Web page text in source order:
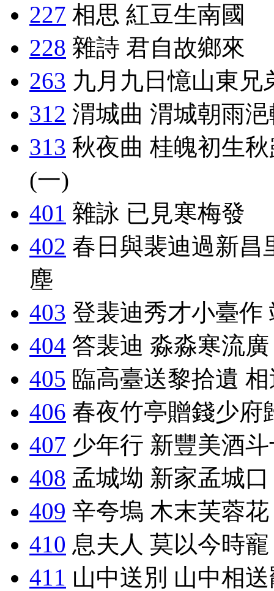
227 相思 紅豆生南國
228 雜詩 君自故鄉來
263 九月九日憶山東兄
312 渭城曲 渭城朝雨
313 秋夜曲 桂魄初生
(一)
401 雜詠 已見寒梅發
402 春日與裴迪過新昌
塵
403 登裴迪秀才小臺作
404 答裴迪 淼淼寒流廣
405 臨高臺送黎拾遺
406 春夜竹亭贈錢少府
407 少年行 新豐美酒
408 孟城坳 新家孟城口
409 辛夸塢 木末芙蓉花
410 息夫人 莫以今時寵
411 山中送別 山中相